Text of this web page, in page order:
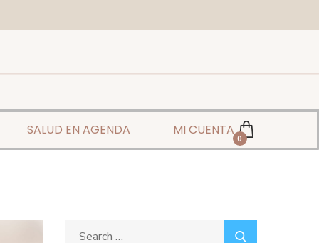
SALUD EN AGENDA MI CUENTA
0